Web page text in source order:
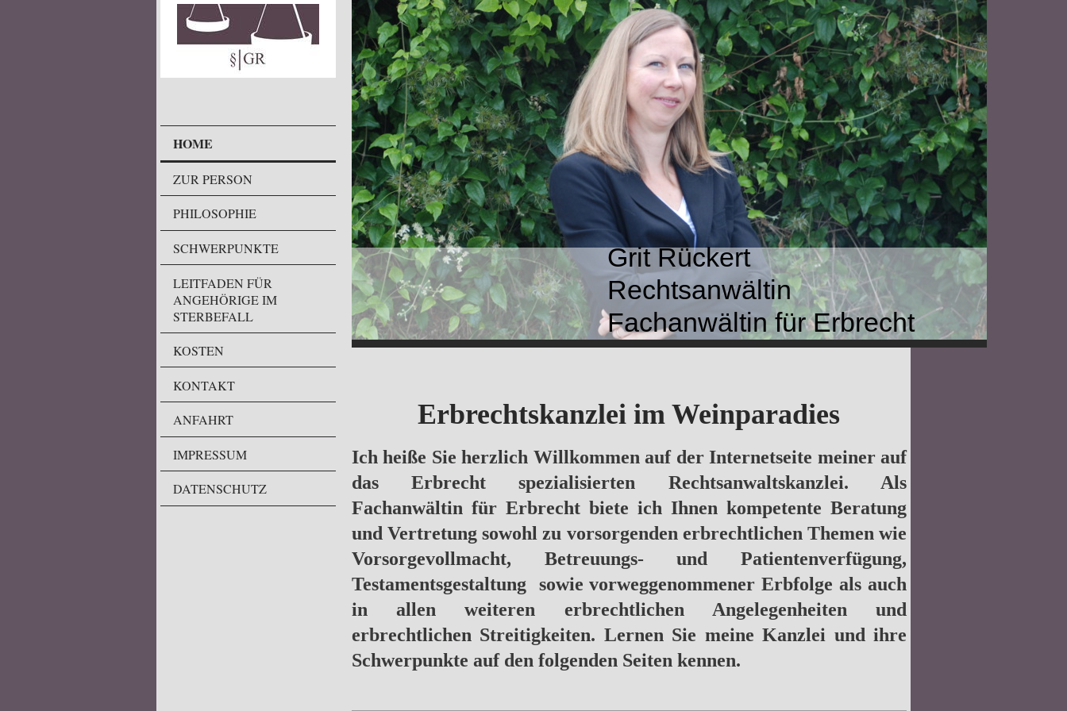
HOME
ZUR PERSON
PHILOSOPHIE
SCHWERPUNKTE
LEITFADEN FÜR
ANGEHÖRIGE IM
STERBEFALL
KOSTEN
KONTAKT
ANFAHRT
IMPRESSUM
DATENSCHUTZ
Grit Rückert
Rechtsanwältin
Fachanwältin für Erbrecht
Erbrechtskanzlei im Weinparadies
Ich heiße Sie herzlich Willkommen auf der Internetseite meiner auf
das Erbrecht spezialisierten Rechtsanwaltskanzlei. Als
Fachanwältin für Erbrecht biete ich Ihnen kompetente Beratung
und Vertretung sowohl zu vorsorgenden erbrechtlichen Themen wie
Vorsorgevollmacht, Betreuungs- und Patientenverfügung,
Testamentsgestaltung sowie vorweggenommener Erbfolge als auch
in allen weiteren erbrechtlichen Angelegenheiten und
erbrechtlichen Streitigkeiten. Lernen Sie meine Kanzlei und ihre
Schwerpunkte auf den folgenden Seiten kennen.